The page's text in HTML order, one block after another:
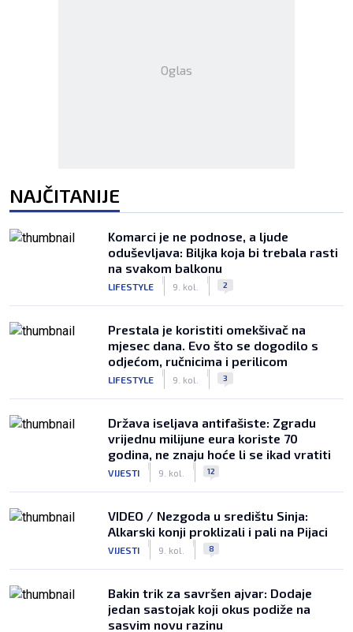
Oglas
NAJČITANIJE
Komarci je ne podnose, a ljude
oduševljava: Biljka koja bi trebala rasti
na svakom balkonu
LIFESTYLE 9. kol. 2
Prestala je koristiti omekšivač na
mjesec dana. Evo što se dogodilo s
odjećom, ručnicima i perilicom
LIFESTYLE 9. kol. 3
Država iseljava antifašiste: Zgradu
vrijednu milijune eura koriste 70
godina, ne znaju hoće li se ikad vratiti
VIJESTI 9. kol. 12
VIDEO / Nezgoda u središtu Sinja:
Alkarski konji proklizali i pali na Pijaci
VIJESTI 9. kol. 8
Bakin trik za savršen ajvar: Dodaje
jedan sastojak koji okus podiže na
sasvim novu razinu